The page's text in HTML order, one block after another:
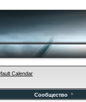
Calendar
Сообщество